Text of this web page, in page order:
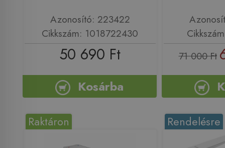
Azonosító: 223422
Cikkszám: 1018722430
50 690 Ft
Kosárba
71 000 Ft
Raktáron Rendelésre